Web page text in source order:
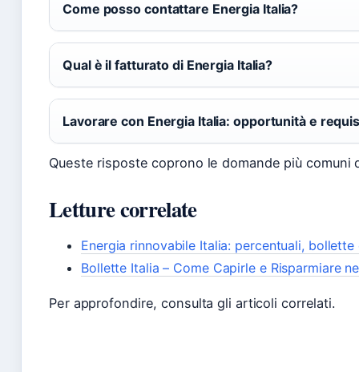
Come posso contattare Energia Italia?
Qual è il fatturato di Energia Italia?
Lavorare con Energia Italia: opportunità e
Queste risposte coprono le domande più comuni
Letture correlate
Energia rinnovabile Italia: percentuali, bollette
Bollette Italia – Come Capirle e Risparmiare
Per approfondire, consulta gli articoli correlati.